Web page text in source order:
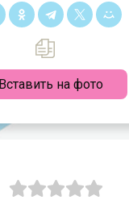
Вставить на фото